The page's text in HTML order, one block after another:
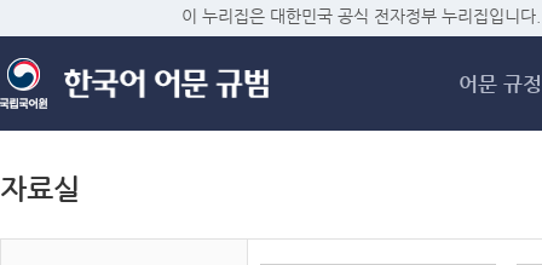
메
이 누리집은 대한민국 공식 전자정부 누리집입니다.
어문 규정
자료실